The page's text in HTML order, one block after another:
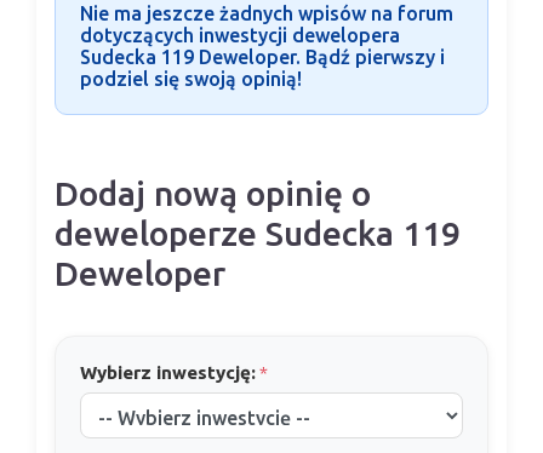
Nie ma jeszcze żadnych wpisów na forum
dotyczących inwestycji dewelopera
Sudecka 119 Deweloper. Bądź pierwszy i
podziel się swoją opinią!
Dodaj nową opinię o
deweloperze Sudecka 119
Deweloper
Wybierz inwestycję:*